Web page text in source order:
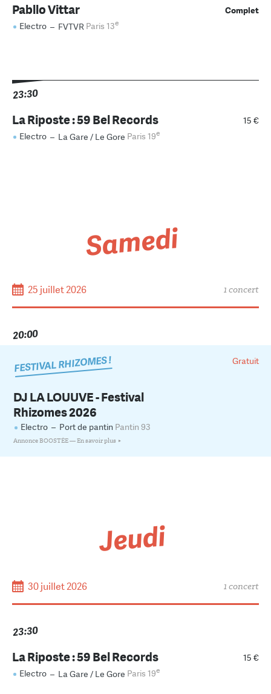
Complet
Pabllo Vittar
Electro – FVTVR Paris 13e
23:30
15 €
La Riposte : 59 Bel Records
Electro – La Gare / Le Gore Paris 19e
Samedi
25 juillet 2026 1 concert
20:00
Gratuit
FESTIVAL RHIZOMES !
DJ LA LOUUVE - Festival
Rhizomes 2026
Electro – Port de pantin Pantin 93
Annonce BOOSTÉE —En savoir plus
Jeudi
30 juillet 2026 1 concert
23:30
15 €
La Riposte : 59 Bel Records
Electro – La Gare / Le Gore Paris 19e